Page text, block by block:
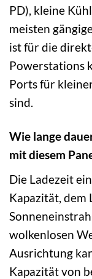
PD), kleine
meisten
ist für die
Powerstations
Ports für
sind.
Wie lange
mit diesem
Die Ladezeit
Kapazität, dem
wolkenlosen
Ausrichtung
Kapazität von